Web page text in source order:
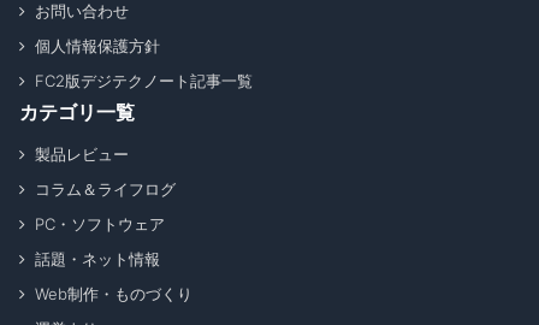
お問い合わせ
個人情報保護方針
FC2版デジテクノート記事一覧
カテゴリ一覧
製品レビュー
コラム＆ライフログ
PC・ソフトウェア
話題・ネット情報
Web制作・ものづくり